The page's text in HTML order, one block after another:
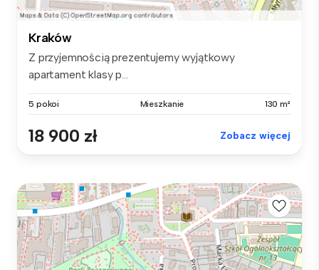
Kraków
Z przyjemnością prezentujemy wyjątkowy
apartament klasy p...
5 pokoi Mieszkanie 130 m²
18 900 zł Zobacz więcej